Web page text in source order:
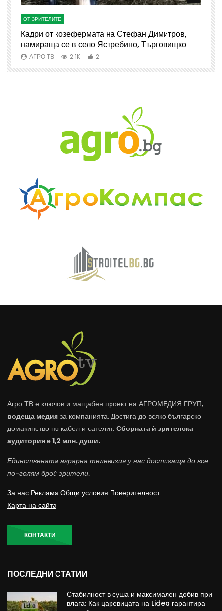
ОТ ЗРИТЕЛИТЕ
Кадри от козефермата на Стефан Димитров,
намираща се в село Ястребино, Търговищко
АГРО ТВ 2.1K 2
Агро ТВ е ключов и мащабен проект на АГРОМЕДИЯ ГРУП,
водеща медия за компанията. Достига до всяко българско
домакинство по кабел и сателит. Сборната ѝ зрителска
аудитория е 1,2 млн. души.
Единствената аграрна телевизия у нас достигаща до все
по-голям брой зрители.
За нас Реклама Общи условия Поверителност
Карта на сайта
КОНТАКТИ
ПОСЛЕДНИ СТАТИИ
Стабилност в суша и максимален добив при
влага: Как царевицата на Lidea гарантира